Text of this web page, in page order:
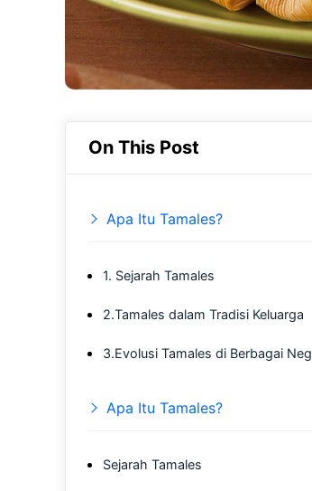
On This Post
Apa Itu Tamales?
1. Sejarah Tamales
2.Tamales dalam Tradisi Keluarga
3.Evolusi Tamales di Berbagai
Apa Itu Tamales?
Sejarah Tamales